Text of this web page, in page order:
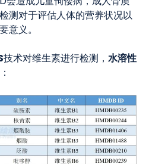
测对于评估人体的营养状况以
意义。
技术对维生素进行检测， 水溶性